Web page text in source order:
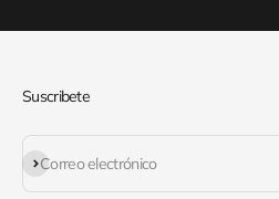
Suscribete
Correo electrónico
Suscribirse